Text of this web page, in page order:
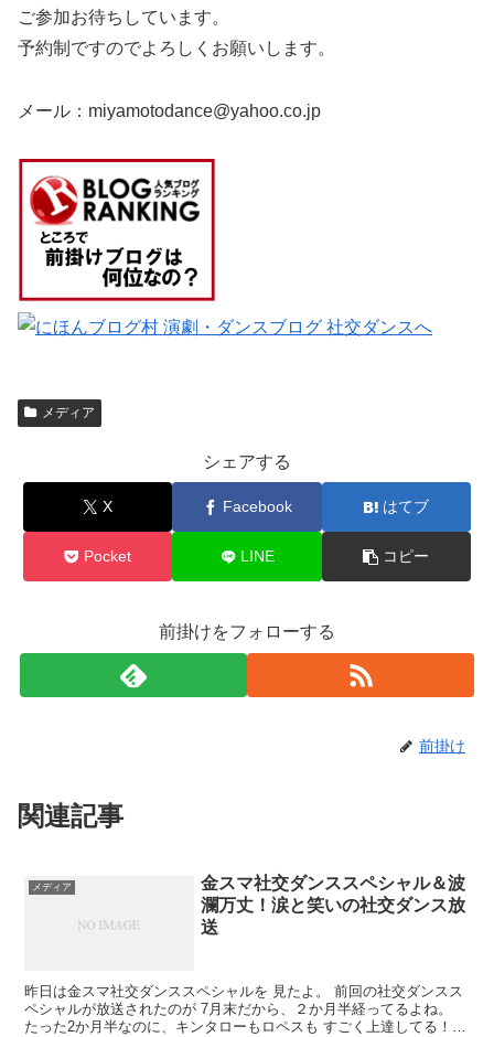
ご参加お待ちしています。
予約制ですのでよろしくお願いします。
メール：miyamotodance@yahoo.co.jp
メディア
シェアする
X Facebook はてブ
Pocket LINE コピー
前掛けをフォローする
前掛け
関連記事
メディア
金スマ社交ダンススペシャル＆波
瀾万丈！涙と笑いの社交ダンス放
送
昨日は金スマ社交ダンススペシャルを 見たよ。 前回の社交ダンスス
ペシャルが放送されたのが 7月末だから、２か月半経ってるよね。
たった2か月半なのに、キンタローもロペスも すごく上達してる！